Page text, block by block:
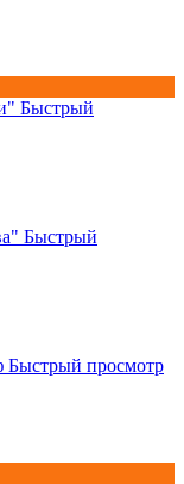
Быстрый
Быстрый
Быстрый просмотр